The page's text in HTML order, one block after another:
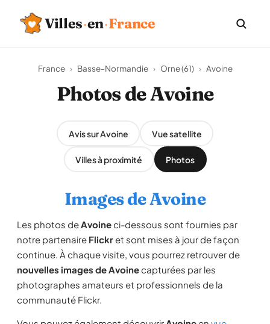
Villes·en·France
France › Basse-Normandie › Orne (61) › Avoine
Photos de Avoine
Avis sur Avoine Vue satellite
Villes à proximité Photos
Images de Avoine
Les photos deAvoineci-dessous sont fournies par
notre partenaire Flickret sont mises à jour de façon
continue. À chaque visite, vous pourrez retrouver de
nouvelles images de Avoinecapturées par les
photographes amateurs et professionnels de la
communauté Flickr.